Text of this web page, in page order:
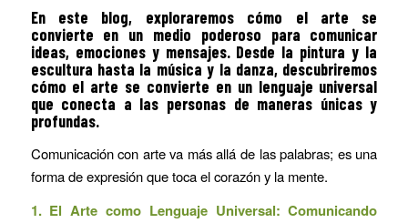
En este blog, exploraremos cómo el arte se
convierte en un medio poderoso para comunicar
ideas, emociones y mensajes. Desde la pintura y la
escultura hasta la música y la danza, descubriremos
cómo el arte se convierte en un lenguaje universal
que conecta a las personas de maneras únicas y
profundas.
Comunicación con arte va más allá de las palabras; es una
forma de expresión que toca el corazón y la mente.
1. El Arte como Lenguaje Universal: Comunicando